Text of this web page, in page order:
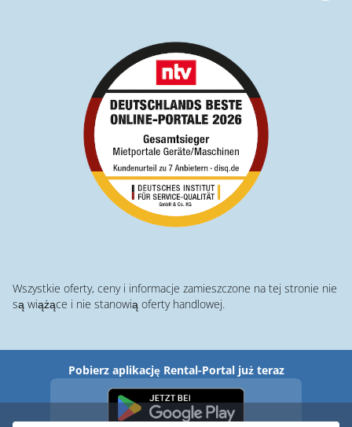
Wszystkie oferty, ceny i informacje zamieszczone na tej stronie nie
są wiążące i nie stanowią oferty handlowej.
Pobierz aplikację Rental-Portal już teraz